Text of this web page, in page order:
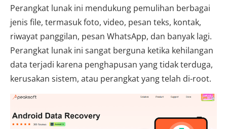
Perangkat lunak ini mendukung pemulihan berbagai
jenis file, termasuk foto, video, pesan teks, kontak,
riwayat panggilan, pesan WhatsApp, dan banyak lagi.
Perangkat lunak ini sangat berguna ketika kehilangan
data terjadi karena penghapusan yang tidak terduga,
kerusakan sistem, atau perangkat yang telah di-root.